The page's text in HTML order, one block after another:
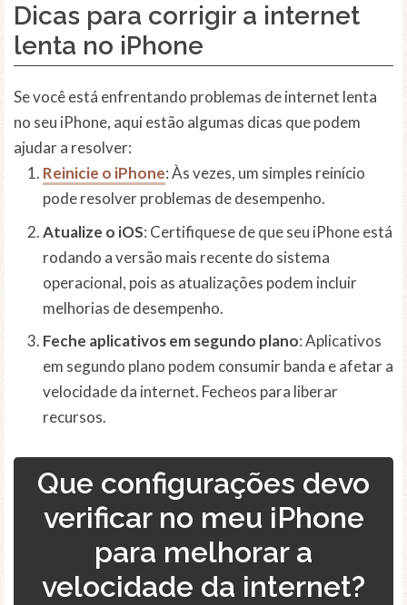
Dicas para corrigir a internet
lenta no iPhone
Se você está enfrentando problemas de internet lenta
no seu iPhone, aqui estão algumas dicas que podem
ajudar a resolver:
Reinicie o iPhone: Às vezes, um simples reinício
pode resolver problemas de desempenho.
Atualize o iOS: Certifiquese de que seu iPhone está
rodando a versão mais recente do sistema
operacional, pois as atualizações podem incluir
melhorias de desempenho.
Feche aplicativos em segundo plano: Aplicativos
em segundo plano podem consumir banda e afetar a
velocidade da internet. Fecheos para liberar
recursos.
Que configurações devo
verificar no meu iPhone
para melhorar a
velocidade da internet?